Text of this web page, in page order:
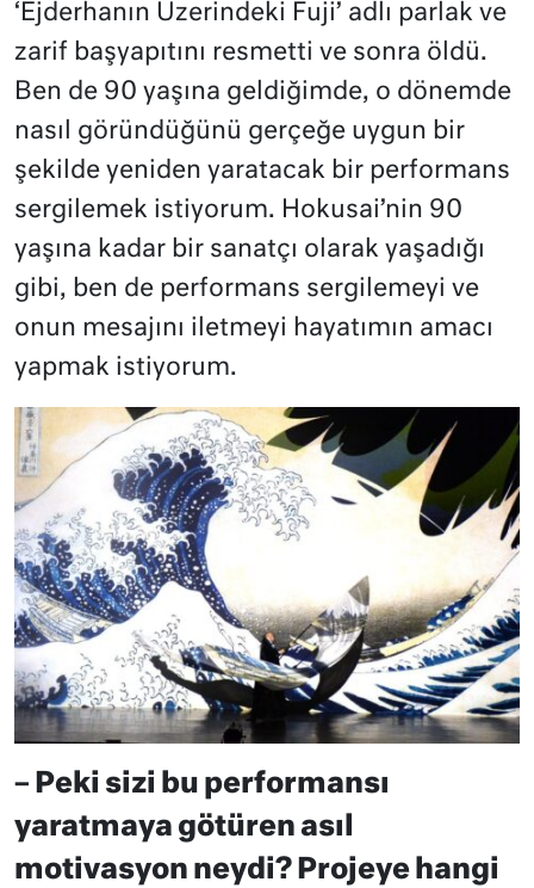
‘Ejderhanın Üzerindeki Fuji’ adlı parlak ve
zarif başyapıtını resmetti ve sonra öldü.
Ben de 90 yaşına geldiğimde, o dönemde
nasıl göründüğünü gerçeğe uygun bir
şekilde yeniden yaratacak bir performans
sergilemek istiyorum. Hokusai’nin 90
yaşına kadar bir sanatçı olarak yaşadığı
gibi, ben de performans sergilemeyi ve
onun mesajını iletmeyi hayatımın amacı
yapmak istiyorum.
– Peki sizi bu performansı
yaratmaya götüren asıl
motivasyon neydi? Projeye hangi